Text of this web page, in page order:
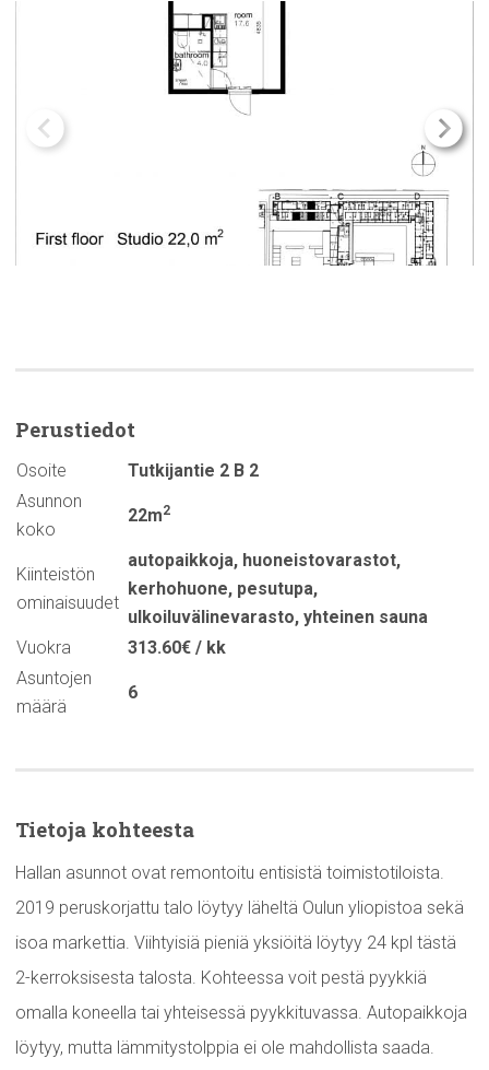
Perustiedot
Osoite
Tutkijantie 2 B 2
Asunnon
koko
22m2
Kiinteistön
ominaisuudet
autopaikkoja, huoneistovarastot,
kerhohuone, pesutupa,
ulkoiluvälinevarasto, yhteinen sauna
Vuokra
313.60€ / kk
Asuntojen
määrä
6
Tietoja kohteesta
Hallan asunnot ovat remontoitu entisistä toimistotiloista.
2019 peruskorjattu talo löytyy läheltä Oulun yliopistoa sekä
isoa markettia. Viihtyisiä pieniä yksiöitä löytyy 24 kpl tästä
2-kerroksisesta talosta. Kohteessa voit pestä pyykkiä
omalla koneella tai yhteisessä pyykkituvassa. Autopaikkoja
löytyy, mutta lämmitystolppia ei ole mahdollista saada.